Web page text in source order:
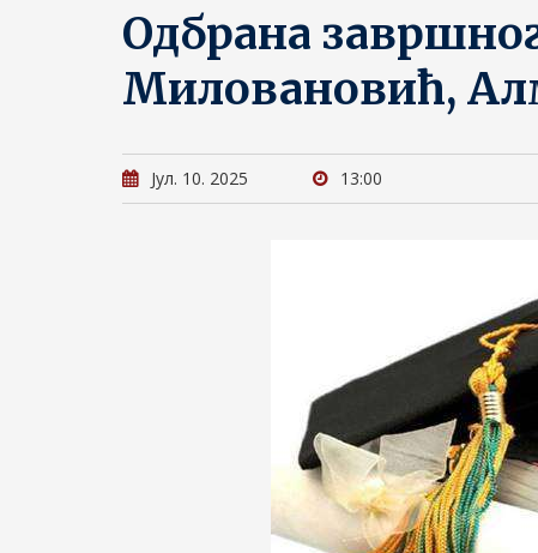
Одбрана
Миловановић,
Јул. 10. 2025 13:00